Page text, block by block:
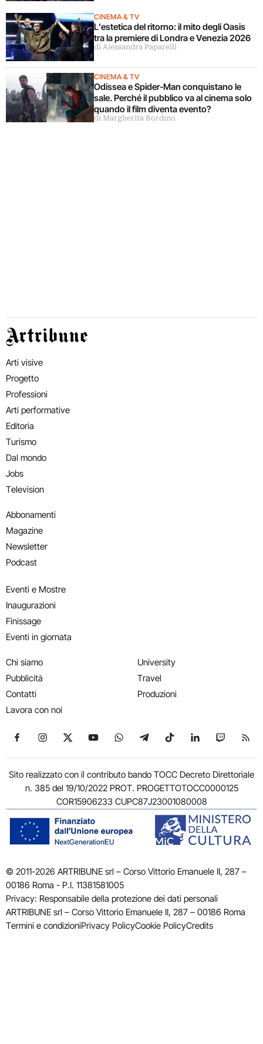
CINEMA & TV
L’estetica del ritorno: il mito degli Oasis
tra la premiere di Londra e Venezia 2026
di Alessandra Paparelli
CINEMA & TV
Odissea e Spider-Man conquistano le
sale. Perché il pubblico va al cinema solo
quando il film diventa evento?
di Margherita Bordino
Artribune
Arti visive
Progetto
Professioni
Arti performative
Editoria
Turismo
Dal mondo
Jobs
Television
Abbonamenti
Magazine
Newsletter
Podcast
Eventi e Mostre
Inaugurazioni
Finissage
Eventi in giornata
Chi siamo
Pubblicità
Contatti
Lavora con noi
University
Travel
Produzioni
Seguici su Facebook
Seguici su Instagram
Seguici su X
Seguici su YouTube
Seguici su WhatsApp
Seguici su Telegram
Seguici su TikTok
Seguici su
Seguici
Sito realizzato con il contributo bando TOCC Decreto Direttoriale
n. 385 del 19/10/2022 PROT. PROGETTOTOCC0000125
COR15906233 CUPC87J23001080008
© 2011-2026 ARTRIBUNE srl – Corso Vittorio Emanuele II, 287 –
00186 Roma - P.I. 11381581005
Privacy: Responsabile della protezione dei dati personali
ARTRIBUNE srl – Corso Vittorio Emanuele II, 287 – 00186 Roma
Termini e condizioniPrivacy PolicyCookie PolicyCredits